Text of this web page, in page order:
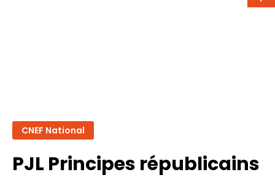
n°3
CNEF National
PJL Principes républicains